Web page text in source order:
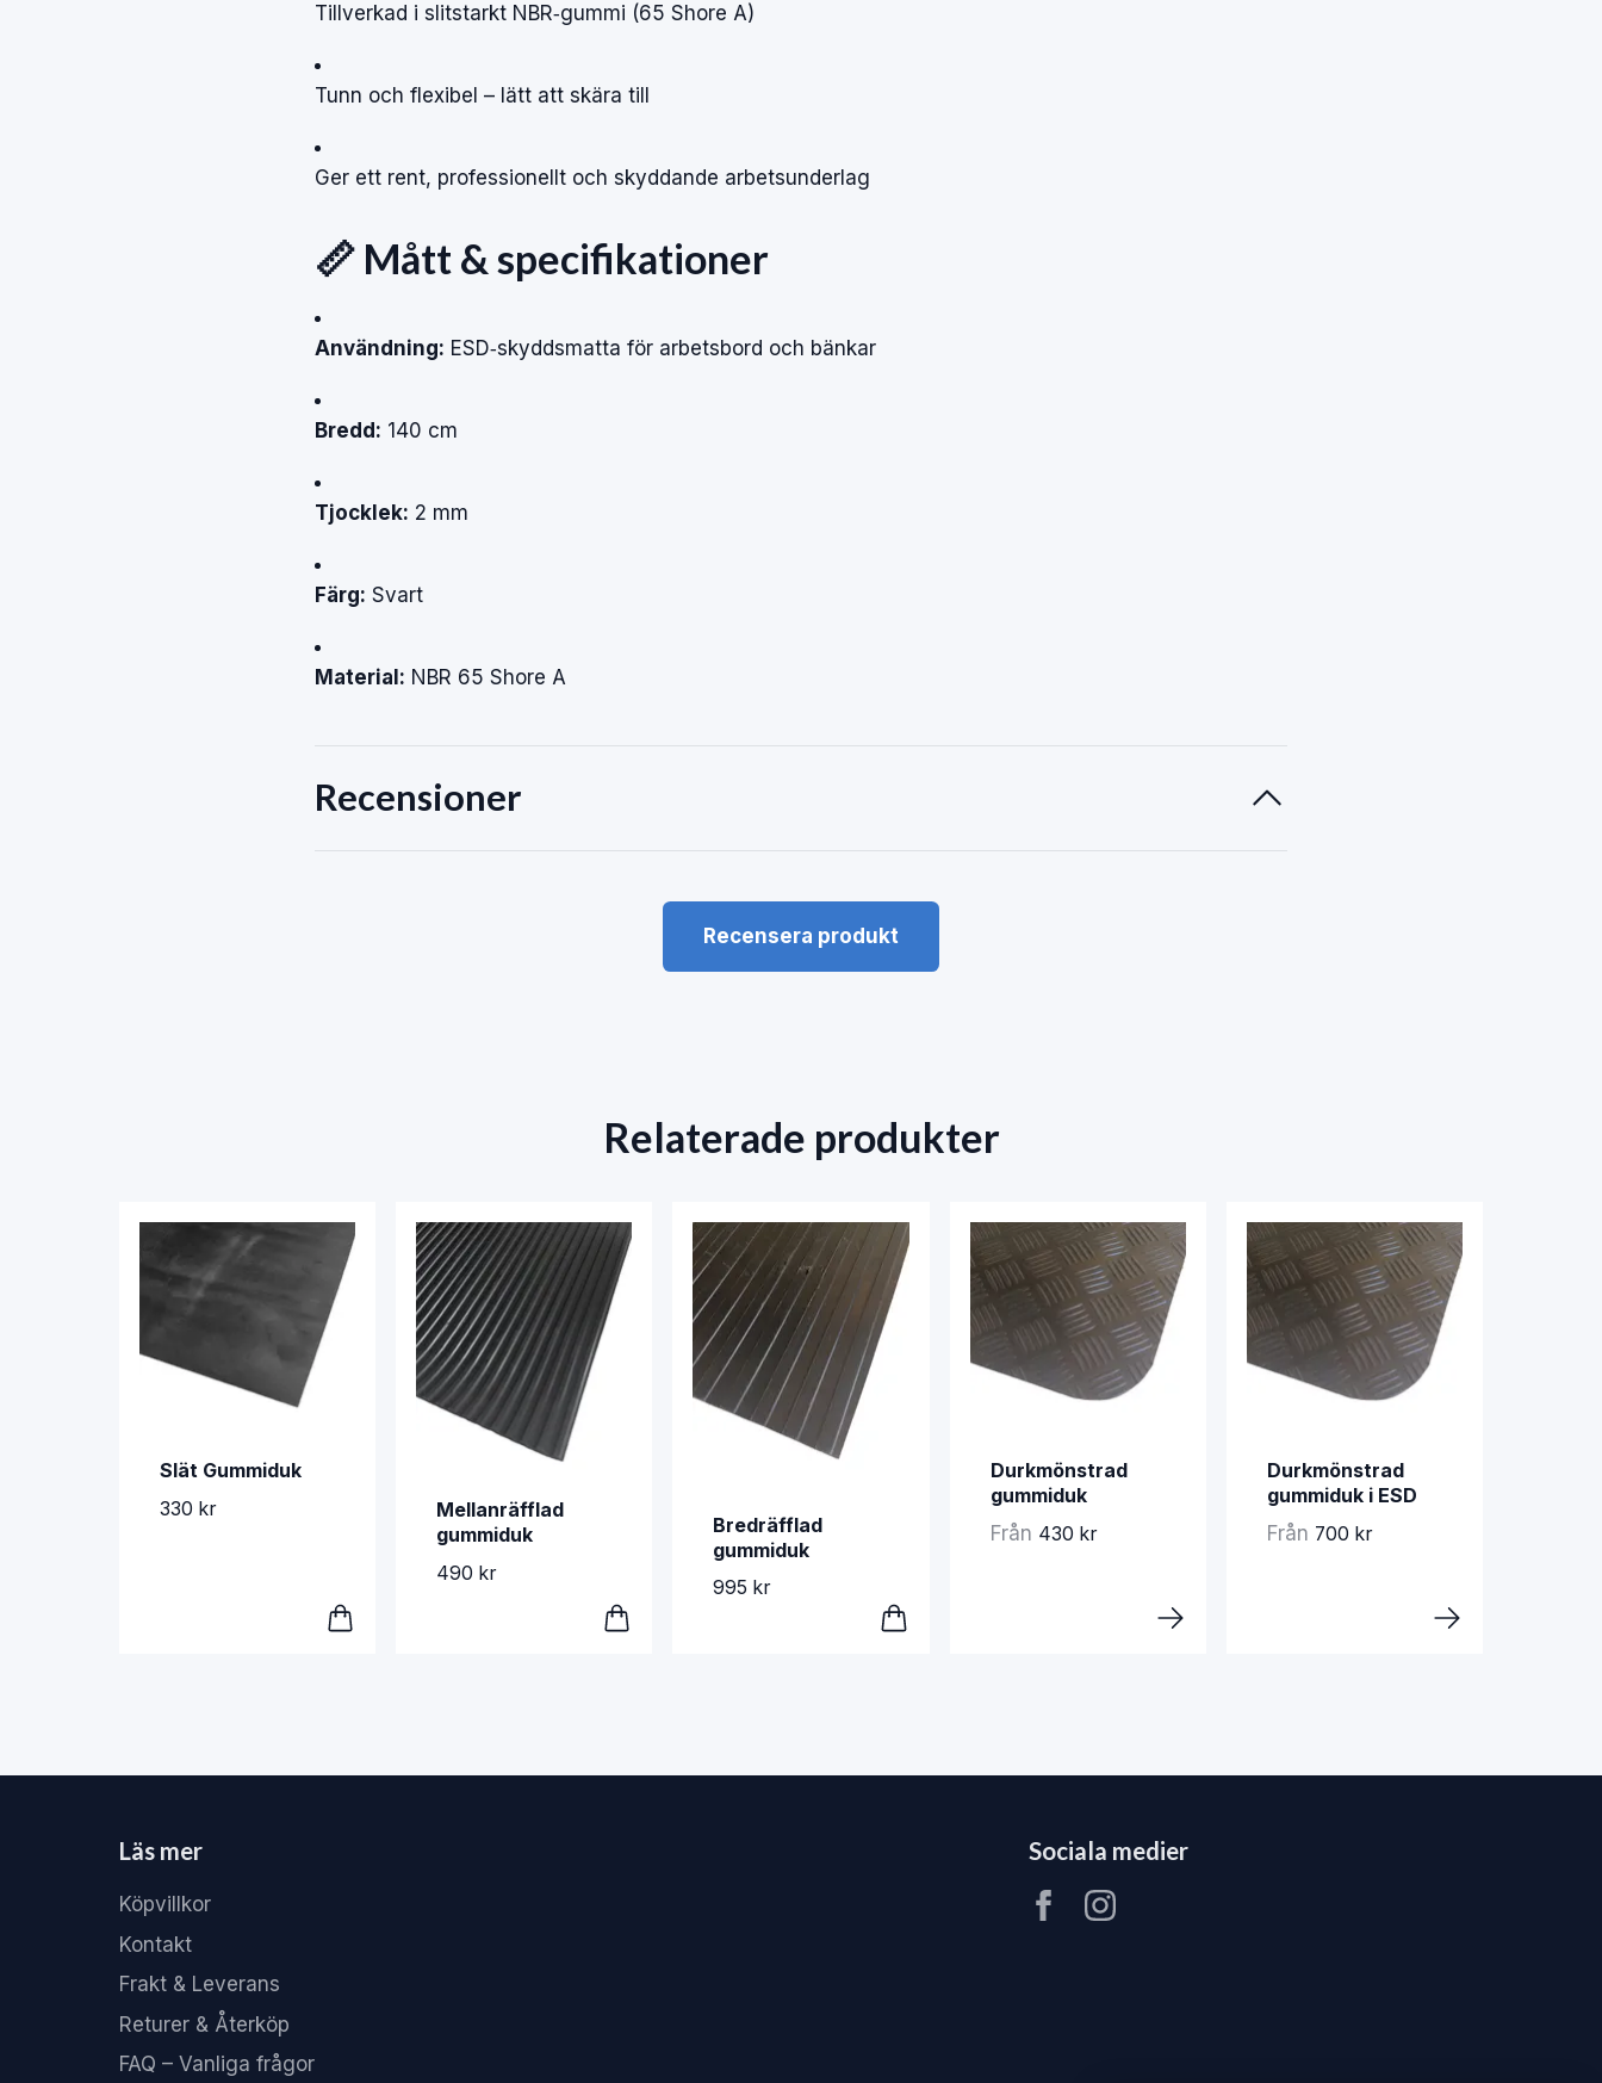
Tillverkad i slitstarkt NBR‑gummi (65 Shore A)
Tunn och flexibel – lätt att skära till
Ger ett rent, professionellt och skyddande arbetsunderlag
📏 Mått & specifikationer
Användning: ESD‑skyddsmatta för arbetsbord och bänkar
Bredd: 140 cm
Tjocklek: 2 mm
Färg: Svart
Material: NBR 65 Shore A
Recensioner
Recensera produkt
Relaterade produkter
Slät Gummiduk
330 kr
Mellanräfflad
gummiduk
490 kr
Bredräfflad
gummiduk
995 kr
Durkmönstrad
gummiduk
Från 430 kr
Durkmönstrad
gummiduk i ESD
Från 700 kr
Läs mer
Köpvillkor
Kontakt
Frakt & Leverans
Returer & Återköp
FAQ – Vanliga frågor
Sociala medier